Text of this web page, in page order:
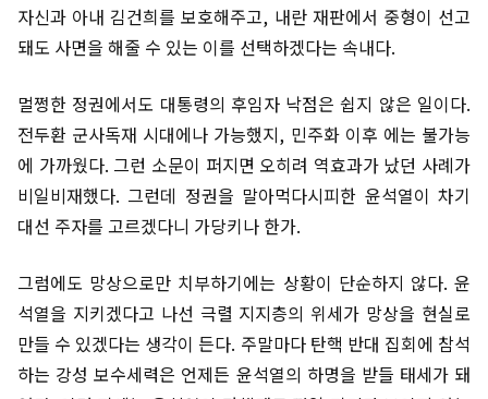
자신과 아내 김건희를 보호해주고, 내란 재판에서 중형이 선고
돼도 사면을 해줄 수 있는 이를 선택하겠다는 속내다.
멀쩡한 정권에서도 대통령의 후임자 낙점은 쉽지 않은 일이다.
전두환 군사독재 시대에나 가능했지, 민주화 이후 에는 불가능
에 가까웠다. 그런 소문이 퍼지면 오히려 역효과가 났던 사례가
비일비재했다. 그런데 정권을 말아먹다시피한 윤석열이 차기
대선 주자를 고르겠다니 가당키나 한가.
그럼에도 망상으로만 치부하기에는 상황이 단순하지 않다. 윤
석열을 지키겠다고 나선 극렬 지지층의 위세가 망상을 현실로
만들 수 있겠다는 생각이 든다. 주말마다 탄핵 반대 집회에 참석
하는 강성 보수세력은 언제든 윤석열의 하명을 받들 태세가 돼